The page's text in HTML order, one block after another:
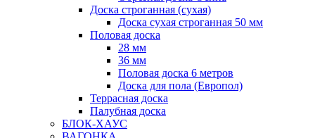
Доска строганная (сухая)
Доска сухая строганная 50 мм
Половая доска
28 мм
36 мм
Половая доска 6 метров
Доска для пола (Европол)
Террасная доска
Палубная доска
БЛОК-ХАУС